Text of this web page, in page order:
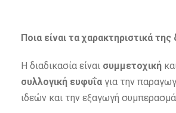
Ποια είναι τα χαρακτηριστικά της
Η διαδικασία είναι συμμετοχική
συλλογική ευφυΐα για την
ιδεών και την εξαγωγή